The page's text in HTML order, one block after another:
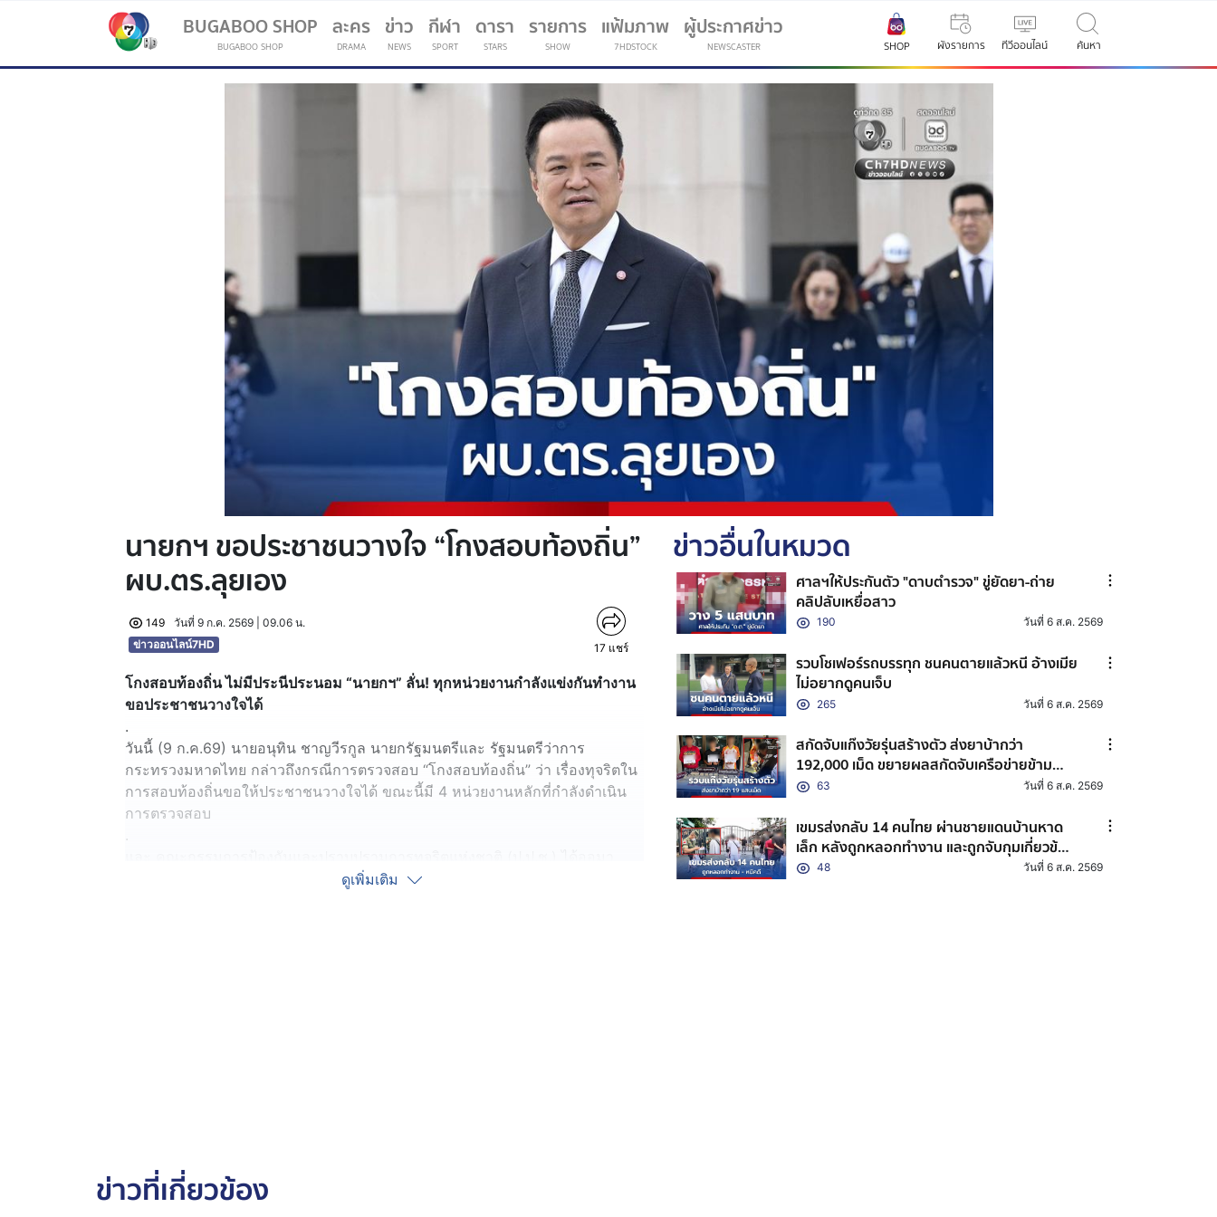
BUGABOO SHOP
BUGABOO SHOP
ละคร
DRAMA
ข่าว
NEWS
กีฬา
SPORT
(current)
ดารา
STARS
รายการ
SHOW
แฟ้มภาพ
7HDSTOCK
ผู้ประกาศข่าว
NEWSCASTER SHOP ผังรายการ ทีวีออนไลน์ ค้นหา
นายกฯ ขอประชาชนวางใจ “โกงสอบท้องถิ่น”
ผบ.ตร.ลุยเอง
149
วันที่ 9 ก.ค. 2569 | 09.06 น.
ข่าวออนไลน์7HD
17 แชร์
โกงสอบท้องถิ่น ไม่มีประนีประนอม “นายกฯ” ลั่น! ทุกหน่วยงานกำลังแข่งกันทำงาน
ขอประชาชนวางใจได้
.
วันนี้ (9 ก.ค.69) นายอนุทิน ชาญวีรกูล นายกรัฐมนตรีและ รัฐมนตรีว่าการ
กระทรวงมหาดไทย กล่าวถึงกรณีการตรวจสอบ “โกงสอบท้องถิ่น” ว่า เรื่องทุจริตใน
การสอบท้องถิ่นขอให้ประชาชนวางใจได้ ขณะนี้มี 4 หน่วยงานหลักที่กำลังดำเนิน
การตรวจสอบ
.
แถลงชัดเจนแล้ว ว่าดำเนินการโดยเอกเทศ อีกทั้ง ประธาน ป.ป.ช. ก็มาเป็นประธาน
เกี่ยวข้องด้วย ทั้งเอเจนต์และนายหน้า
.
ดูเพิ่มเติม
ข่าวอื่นในหมวด
ศาลฯให้ประกันตัว "ดาบตำรวจ" ขู่ยัดยา-ถ่าย
คลิปลับเหยื่อสาว
190 วันที่ 6 ส.ค. 2569
รวบโชเฟอร์รถบรรทุก ชนคนตายแล้วหนี อ้างเมีย
ไม่อยากดูคนเจ็บ
265 วันที่ 6 ส.ค. 2569
สกัดจับแก๊งวัยรุ่นสร้างตัว ส่งยาบ้ากว่า
192,000 เม็ด ขยายผลสกัดจับเครือข่ายข้าม
จังหวัด
63 วันที่ 6 ส.ค. 2569
เขมรส่งกลับ 14 คนไทย ผ่านชายแดนบ้านหาด
เล็ก หลังถูกหลอกทำงาน และถูกจับกุมเกี่ยวข้อง
กับอาชญากรรมออนไลน์
48 วันที่ 6 ส.ค. 2569
ข่าวที่เกี่ยวข้อง